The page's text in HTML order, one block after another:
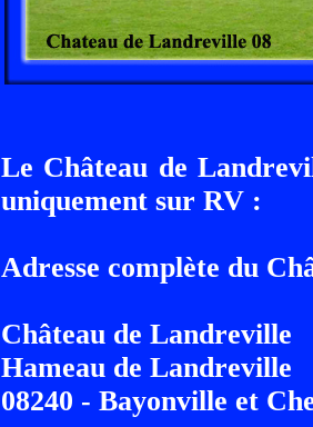
Le Château de
uniquement sur RV :
Adresse complète du
Château de Landreville
Hameau de Landreville
08240 - Bayonville et